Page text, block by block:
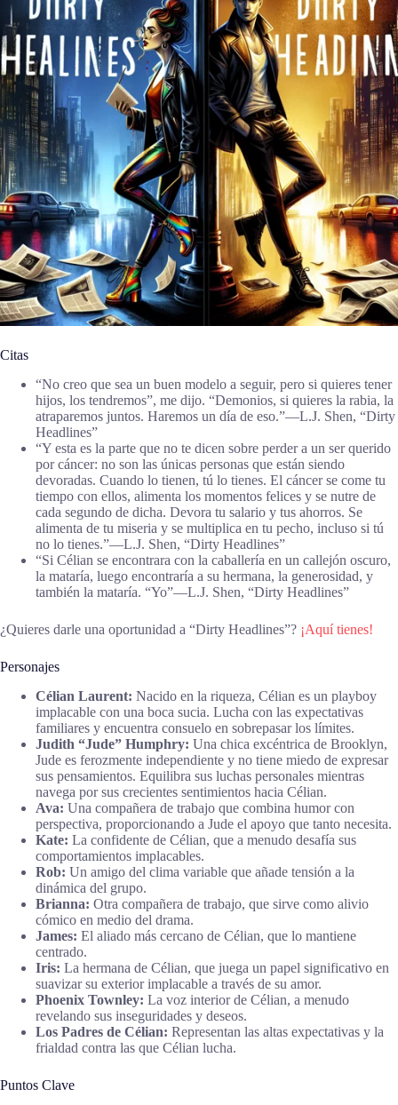
Citas
“No creo que sea un buen modelo a seguir, pero si quieres tener
hijos, los tendremos”, me dijo. “Demonios, si quieres la rabia, la
atraparemos juntos. Haremos un día de eso.”―L.J. Shen, “Dirty
Headlines”
“Y esta es la parte que no te dicen sobre perder a un ser querido
por cáncer: no son las únicas personas que están siendo
devoradas. Cuando lo tienen, tú lo tienes. El cáncer se come tu
tiempo con ellos, alimenta los momentos felices y se nutre de
cada segundo de dicha. Devora tu salario y tus ahorros. Se
alimenta de tu miseria y se multiplica en tu pecho, incluso si tú
no lo tienes.”―L.J. Shen, “Dirty Headlines”
“Si Célian se encontrara con la caballería en un callejón oscuro,
la mataría, luego encontraría a su hermana, la generosidad, y
también la mataría. “Yo”―L.J. Shen, “Dirty Headlines”
¿Quieres darle una oportunidad a “Dirty Headlines”? ¡Aquí tienes!
Personajes
Célian Laurent: Nacido en la riqueza, Célian es un playboy
implacable con una boca sucia. Lucha con las expectativas
familiares y encuentra consuelo en sobrepasar los límites.
Judith “Jude” Humphry: Una chica excéntrica de Brooklyn,
Jude es ferozmente independiente y no tiene miedo de expresar
sus pensamientos. Equilibra sus luchas personales mientras
navega por sus crecientes sentimientos hacia Célian.
Ava: Una compañera de trabajo que combina humor con
perspectiva, proporcionando a Jude el apoyo que tanto necesita.
Kate: La confidente de Célian, que a menudo desafía sus
comportamientos implacables.
Rob: Un amigo del clima variable que añade tensión a la
dinámica del grupo.
Brianna: Otra compañera de trabajo, que sirve como alivio
cómico en medio del drama.
James: El aliado más cercano de Célian, que lo mantiene
centrado.
Iris: La hermana de Célian, que juega un papel significativo en
suavizar su exterior implacable a través de su amor.
Phoenix Townley: La voz interior de Célian, a menudo
revelando sus inseguridades y deseos.
Los Padres de Célian: Representan las altas expectativas y la
frialdad contra las que Célian lucha.
Puntos Clave